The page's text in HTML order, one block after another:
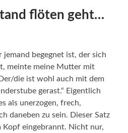
flöten geht…
jemand begegnet ist, der sich
meinte meine Mutter mit
die ist wohl auch mit dem
gerast.“ Eigentlich
als unerzogen, frech,
daneben zu sein. Dieser Satz
Kopf eingebrannt. Nicht nur,